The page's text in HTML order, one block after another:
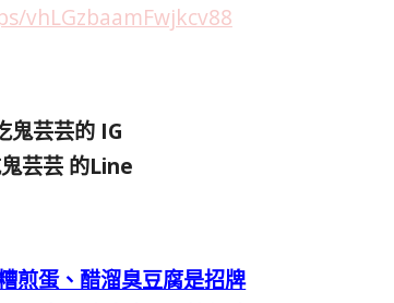
vhLGzbaamFwjkcv88
鬼芸芸的 IG
芸芸 的Line
煎蛋、醋溜臭豆腐是招牌